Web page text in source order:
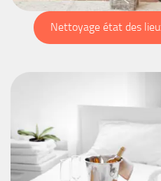
Nettoyage état des